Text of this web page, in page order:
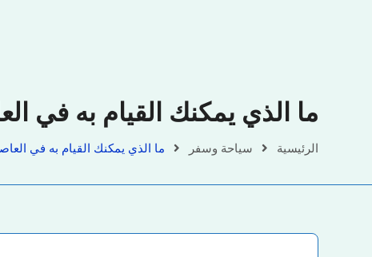
ما الذي يمكنك القيام به في
الرئيسية سياحة وسفر ما الذي يمكنك القيام به في العاصمة